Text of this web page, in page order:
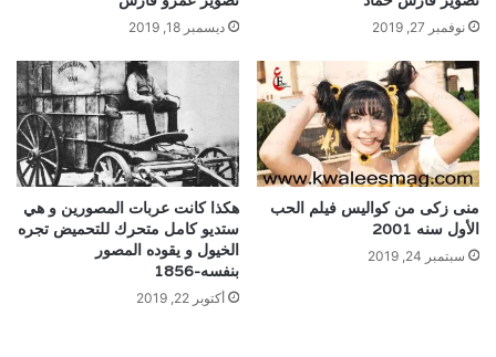
نوفمبر 27, 2019 ديسمبر 18, 2019
منى زكى من كواليس فيلم الحب
الأول سنه 2001
سبتمبر 24, 2019
هكذا كانت عربات المصورين و هي
ستديو كامل متحرك للتحميض تجره
الخيول و يقوده المصور
بنفسه-1856
أكتوبر 22, 2019